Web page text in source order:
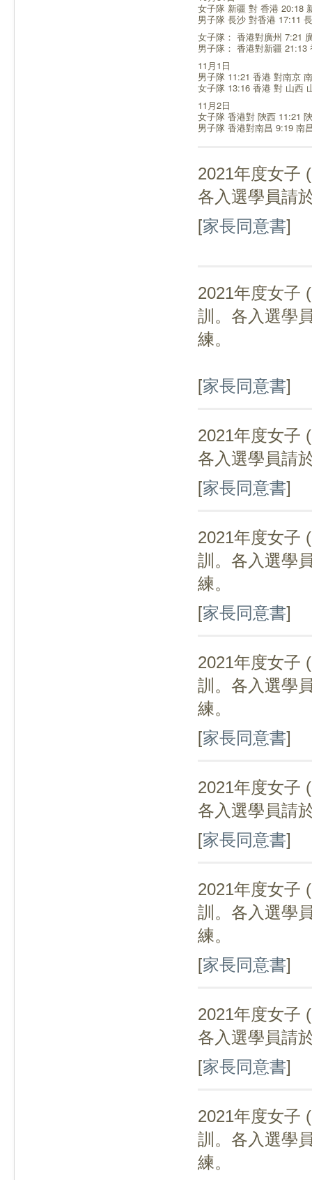
女子隊 新疆 對 香港 20:18
男子隊 長沙 對香港 17:11
女子隊： 香港對廣州 7:21
男子隊： 香港對新疆 21:13
11月1日
男子隊 11:21 香港 對南京
女子隊 13:16 香港 對 山西
11月2日
女子隊 香港對 陝西 11:21
男子隊 香港對南昌 9:19 南
2021年度女子
各入選學員請
[家長同意書]
2021年度女子
訓。各入選學
練。
[家長同意書]
2021年度女子
各入選學員請
[家長同意書]
2021年度女子
訓。各入選學
練。
[家長同意書]
2021年度女子
訓。各入選學
練。
[家長同意書]
2021年度女子
各入選學員請
[家長同意書]
2021年度女子
訓。各入選學
練。
[家長同意書]
2021年度女子
各入選學員請
[家長同意書]
2021年度女子
訓。各入選學
練。